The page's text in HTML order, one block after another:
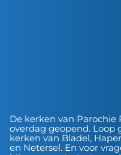
De kerken van Parochie
overdag geopend. Loop
kerken van Bladel,
en Netersel. En voor